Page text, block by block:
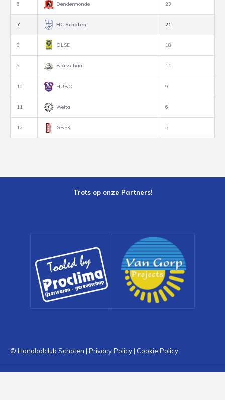
6 Dendermonde 23
7 HC Schoten 21
8 OLSE 18
9 Brasschaat 11
10 HUBO 9
11 Welta 6
12 GBSK 5
Trots op onze Partners!
© Handbalclub Schoten | Privacy Policy| Cookie Policy